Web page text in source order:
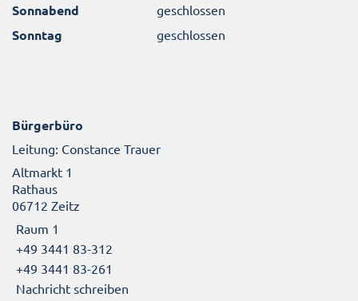
Sonnabend geschlossen
Sonntag geschlossen
Bürgerbüro
Leitung: Constance Trauer
Altmarkt 1
Rathaus
06712 Zeitz
Raum 1
+49 3441 83-312
+49 3441 83-261
Nachricht schreiben